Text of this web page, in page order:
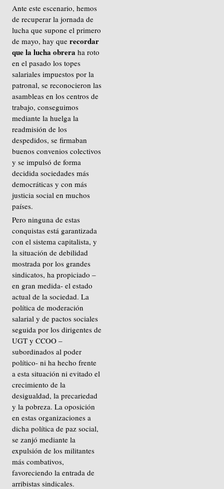
Ante este escenario, hemos
de recuperar la jornada de
lucha que supone el primero
de mayo, hay querecordar
que la lucha obrera ha roto
en el pasado los topes
salariales impuestos por la
patronal, se reconocieron las
asambleas en los centros de
trabajo, conseguimos
mediante la huelga la
readmisión de los
despedidos, se firmaban
buenos convenios colectivos
y se impulsó de forma
decidida sociedades más
democráticas y con más
justicia social en muchos
países.
Pero ninguna de estas
conquistas está garantizada
con el sistema capitalista, y
la situación de debilidad
mostrada por los grandes
sindicatos, ha propiciado –
en gran medida- el estado
actual de la sociedad. La
política de moderación
salarial y de pactos sociales
seguida por los dirigentes de
UGT y CCOO –
subordinados al poder
político- ni ha hecho frente
a esta situación ni evitado el
crecimiento de la
desigualdad, la precariedad
y la pobreza. La oposición
en estas organizaciones a
dicha política de paz social,
se zanjó mediante la
expulsión de los militantes
más combativos,
favoreciendo la entrada de
arribistas sindicales.